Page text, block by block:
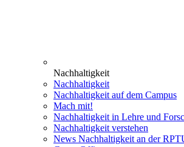
Nachhaltigkeit
Nachhaltigkeit
Nachhaltigkeit auf dem Campus
Mach mit!
Nachhaltigkeit in Lehre und
Nachhaltigkeit verstehen
News Nachhaltigkeit an der